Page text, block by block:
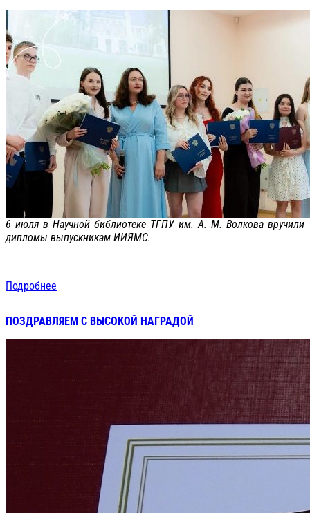
6 июля в Научной библиотеке ТГПУ им. А. М. Волкова вручили
дипломы выпускникам ИИЯМС.
Подробнее
ПОЗДРАВЛЯЕМ С ВЫСОКОЙ НАГРАДОЙ